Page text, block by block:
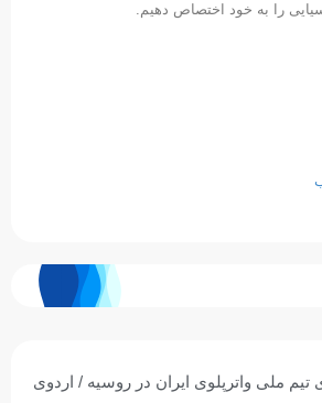
را به خود اختصاص دهیم.
تیم ملی واترپلوی ایران در روسیه / اردوی